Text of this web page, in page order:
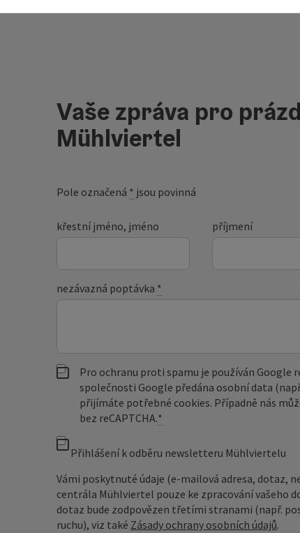
Vaše zpráva pro
Mühlviertel
Pole označená * jsou povinná
křestní jméno, jméno příjmení
nezávazná poptávka *
Pro ochranu proti spamu je používán Google
společnosti Google předána osobní data
přijímáte potřebné cookies. Případně nás
bez reCAPTCHA.*
Přihlášení k odběru newsletteru Mühlviertelu
Vámi poskytnuté údaje (e-mailová adresa, dotaz,
centrála Mühlviertel pouze ke zpracování vašeho
dotaz bude zodpovězen třetími stranami (např.
ruchu), viz také Zásady ochrany osobních údajů.